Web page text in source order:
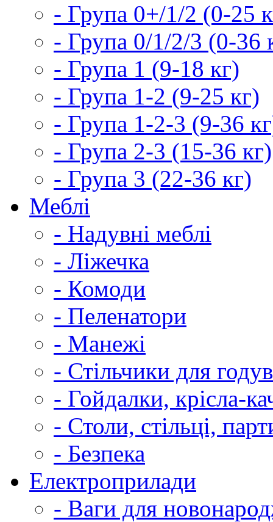
- Група 0+/1/2 (0-25
- Група 0/1/2/3 (0-36
- Група 1 (9-18 кг)
- Група 1-2 (9-25 кг)
- Група 1-2-3 (9-36
- Група 2-3 (15-36 кг)
- Група 3 (22-36 кг)
Меблі
- Надувні меблі
- Ліжечка
- Комоди
- Пеленатори
- Манежі
- Стільчики для
- Гойдалки, крісла-
- Столи, стільці,
- Безпека
Електроприлади
- Ваги для